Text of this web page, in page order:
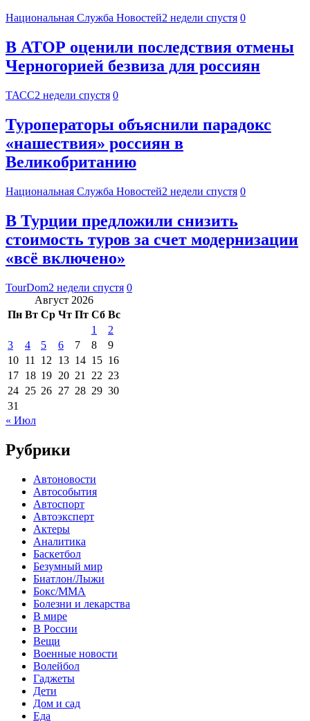
Национальная Служба Новостей2 недели спустя 0
В АТОР оценили последствия отмены
Черногорией безвиза для россиян
ТАСС2 недели спустя 0
Туроператоры объяснили парадокс
«нашествия» россиян в
Великобританию
Национальная Служба Новостей2 недели спустя 0
В Турции предложили снизить
стоимость туров за счет модернизации
«всё включено»
TourDom2 недели спустя 0
Август 2026
Пн Вт Ср Чт Пт Сб Вс
1
2
3
4 5 6 7 8
9
10 11 12 13 14 15 16
17 18 19 20 21 22 23
24 25 26 27 28 29 30
31
« Июл
Рубрики
Автоновости
Автособытия
Автоспорт
Автоэксперт
Актеры
Аналитика
Баскетбол
Безумный мир
Биатлон/Лыжи
Бокс/MMA
Болезни и лекарства
В мире
В России
Вещи
Военные новости
Волейбол
Гаджеты
Дети
Дом и сад
Еда